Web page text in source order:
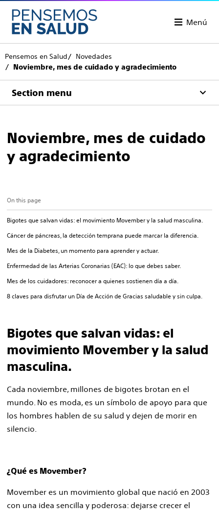
Menú
Pensemos en Salud Novedades
Noviembre, mes de cuidado y agradecimiento
Section menu
Noviembre, mes de cuidado
y agradecimiento
On this page
Bigotes que salvan vidas: el movimiento Movember y la salud masculina.
Cáncer de páncreas, la detección temprana puede marcar la diferencia.
Mes de la Diabetes, un momento para aprender y actuar.
Enfermedad de las Arterias Coronarias (EAC): lo que debes saber.
Mes de los cuidadores: reconocer a quienes sostienen día a día.
8 claves para disfrutar un Día de Acción de Gracias saludable y sin culpa.
Bigotes que salvan vidas: el
movimiento Movember y la salud
masculina.
Cada noviembre, millones de bigotes brotan en el
mundo. No es moda, es un símbolo de apoyo para que
los hombres hablen de su salud y dejen de morir en
silencio.
¿Qué es Movember?
Movember es un movimiento global que nació en 2003
con una idea sencilla y poderosa: dejarse crecer el